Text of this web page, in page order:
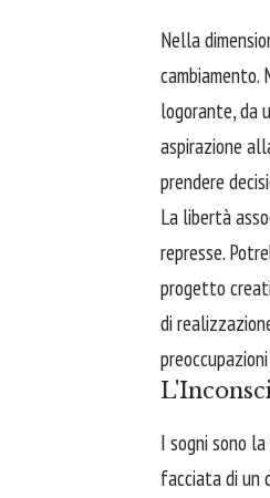
Nella
logorante, da
aspirazione
prendere
La libertà
represse.
progetto
di
I sogni sono
facciata di un